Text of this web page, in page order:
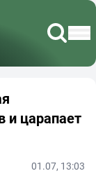
и царапает
01.07, 13:03